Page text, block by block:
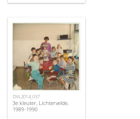
DVL2014_037
3e kleuter, Lichtervelde,
1989-1990